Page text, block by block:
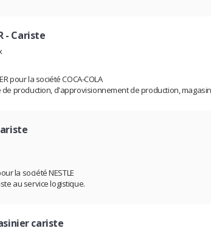
- Cariste
pour la société COCA-COLA
de production, d'approvisionnement de production,
la société NESTLE
au service logistique.
cariste